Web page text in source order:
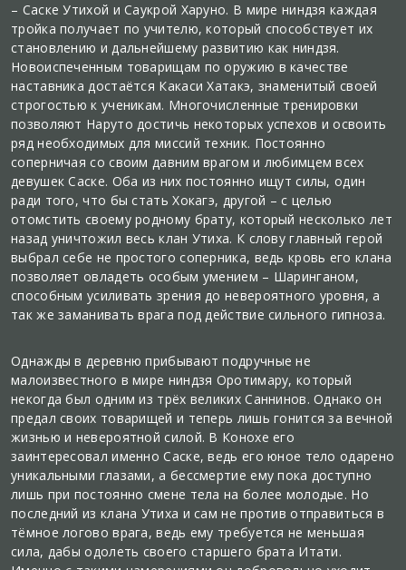
– Саске Утихой и Саукрой Харуно. В мире ниндзя каждая
тройка получает по учителю, который способствует их
становлению и дальнейшему развитию как ниндзя.
Новоиспеченным товарищам по оружию в качестве
наставника достаётся Какаси Хатакэ, знаменитый своей
строгостью к ученикам. Многочисленные тренировки
позволяют Наруто достичь некоторых успехов и освоить
ряд необходимых для миссий техник. Постоянно
соперничая со своим давним врагом и любимцем всех
девушек Саске. Оба из них постоянно ищут силы, один
ради того, что бы стать Хокагэ, другой – с целью
отомстить своему родному брату, который несколько лет
назад уничтожил весь клан Утиха. К слову главный герой
выбрал себе не простого соперника, ведь кровь его клана
позволяет овладеть особым умением – Шаринганом,
способным усиливать зрения до невероятного уровня, а
так же заманивать врага под действие сильного гипноза.
Однажды в деревню прибывают подручные не
малоизвестного в мире ниндзя Оротимару, который
некогда был одним из трёх великих Саннинов. Однако он
предал своих товарищей и теперь лишь гонится за вечной
жизнью и невероятной силой. В Конохе его
заинтересовал именно Саске, ведь его юное тело одарено
уникальными глазами, а бессмертие ему пока доступно
лишь при постоянно смене тела на более молодые. Но
последний из клана Утиха и сам не против отправиться в
тёмное логово врага, ведь ему требуется не меньшая
сила, дабы одолеть своего старшего брата Итати.